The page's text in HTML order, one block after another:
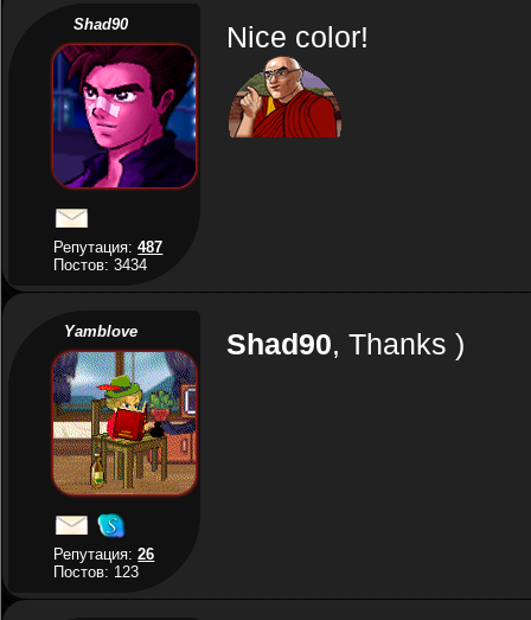
Shad90
Репутация:487
Постов: 3434
Nice color!
Yamblove
Репутация:26
Постов: 123
Shad90, Thanks )